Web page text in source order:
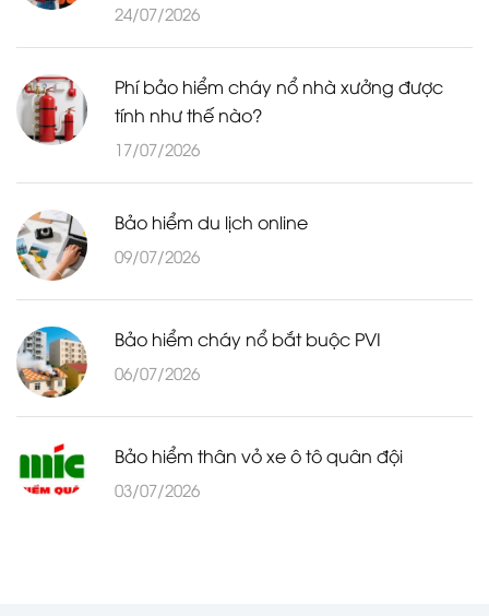
24/07/2026
Phí bảo hiểm cháy nổ nhà xưởng được
tính như thế nào?
17/07/2026
Bảo hiểm du lịch online
09/07/2026
Bảo hiểm cháy nổ bắt buộc PVI
06/07/2026
Bảo hiểm thân vỏ xe ô tô quân đội
03/07/2026